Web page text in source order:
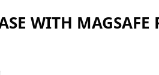
WITH MAGSAFE